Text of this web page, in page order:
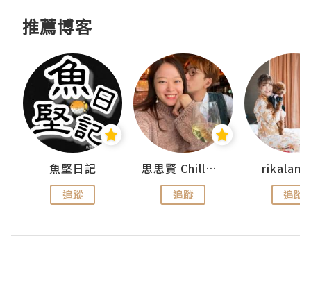
推薦博客
魚堅日記
追蹤
思思賢 ChillMyBabe
追蹤 追蹤